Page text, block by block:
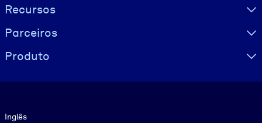
Recursos
Parceiros
Produto
Inglês